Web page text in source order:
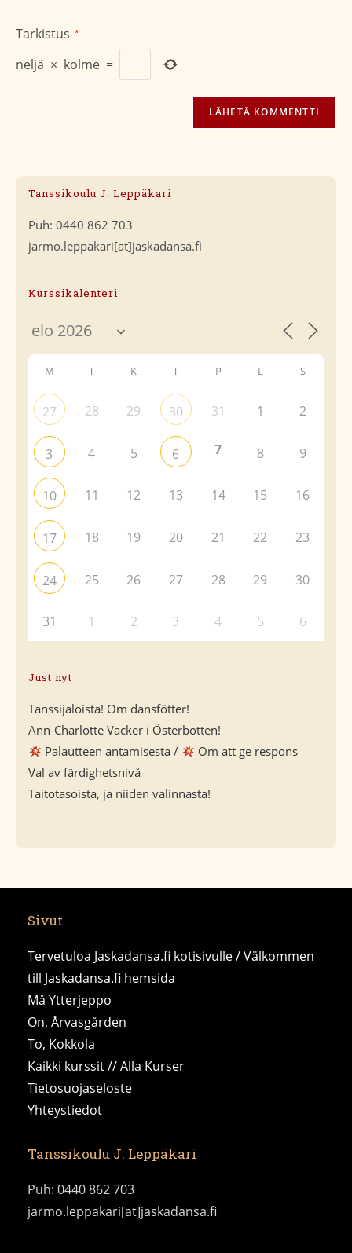
Tarkistus *
neljä × kolme =
Tanssikoulu J. Leppäkari
Puh: 0440 862 703
jarmo.leppakari[at]jaskadansa.fi
Kurssikalenteri
M T K T P L S
27 28 29 30 31 1 2
3 4 5 6 7 8 9
10 11 12 13 14 15 16
17 18 19 20 21 22 23
24 25 26 27 28 29 30
31 1 2 3 4 5 6
Just nyt
Tanssijaloista! Om dansfötter!
Ann-Charlotte Vacker i Österbotten!
Palautteen antamisesta /
Om att ge respons
Val av färdighetsnivå
Taitotasoista, ja niiden valinnasta!
Sivut
Tervetuloa Jaskadansa.fi kotisivulle / Välkommen
till Jaskadansa.fi hemsida
Må Ytterjeppo
On, Årvasgården
To, Kokkola
Kaikki kurssit // Alla Kurser
Tietosuojaseloste
Yhteystiedot
Tanssikoulu J. Leppäkari
Puh: 0440 862 703
jarmo.leppakari[at]jaskadansa.fi